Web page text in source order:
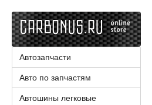
Автозапчасти
Авто по запчастям
Автошины легковые